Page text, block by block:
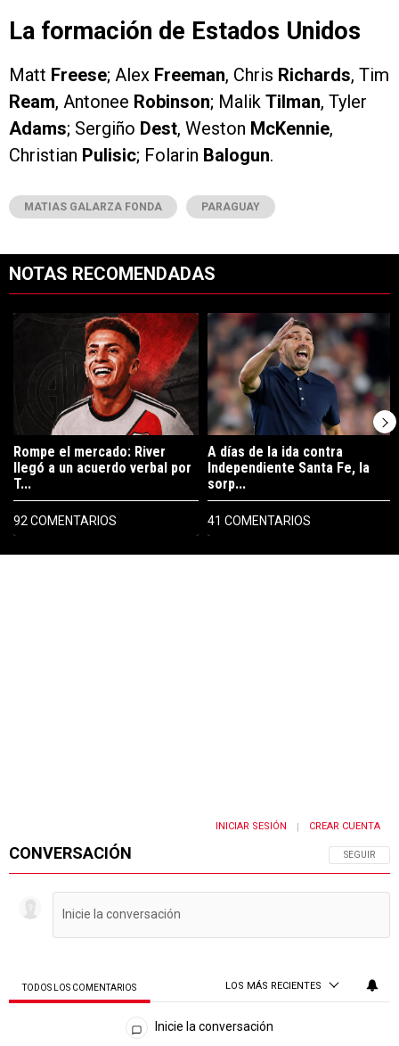
La formación de Estados Unidos
Matt Freese; Alex Freeman, Chris Richards, Tim
Ream, Antonee Robinson; Malik Tilman, Tyler
Adams; Sergiño Dest, Weston McKennie,
Christian Pulisic; Folarin Balogun.
MATIAS GALARZA FONDA PARAGUAY
NOTAS RECOMENDADAS
PUBLICIDAD
Un artículo de tendencia con el título "Rompe el mercado: River
Rompe el mercado: River
llegó a un acuerdo verbal por
T...
92 COMENTARIOS
Un artículo de tendencia con el
A días de la ida contra
Independiente Santa Fe, la
sorp...
41 COMENTARIOS
CONVERSACIÓN SIGA ESTA
SEGUIR
INICIAR SESIÓN | CREAR CUENTA
TODOS LOS COMENTARIOS LOS MÁS RECIENTES
Todos los comentarios
Inicie la conversación